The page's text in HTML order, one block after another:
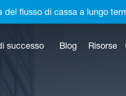
flusso di cassa a lungo
successo Blog Risorse